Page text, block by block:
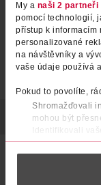
My a naši 2 partneři
pomocí technologií,
přístup k informacím
personalizované
na návštěvníky a
vaše údaje používá
Pokud to povolíte,
Shromažďovali
mohou být
Identifikovali
konkrétní
Zjistěte více o tom,
části
POPIS POUŽITÍ
esenciální oleje z